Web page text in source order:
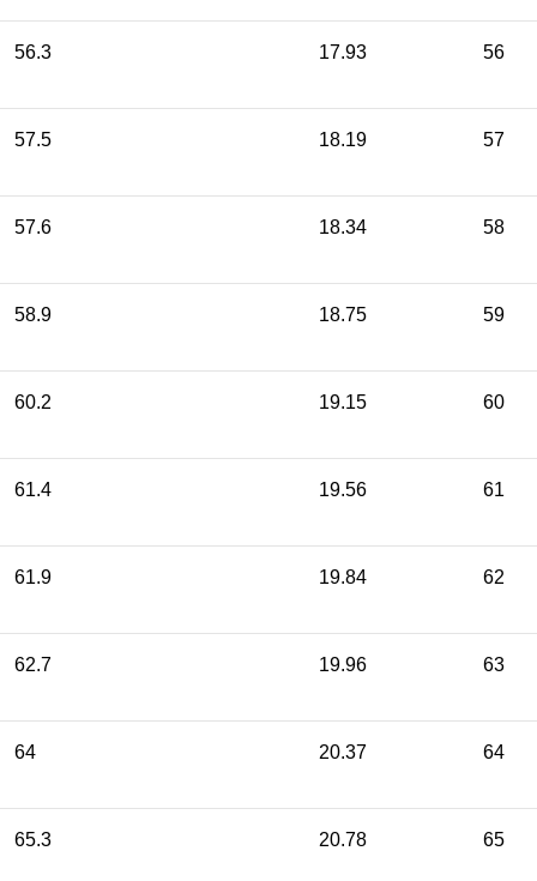
56.3 17.93 56
57.5 18.19 57
57.6 18.34 58
58.9 18.75 59
60.2 19.15 60
61.4 19.56 61
61.9 19.84 62
62.7 19.96 63
64 20.37 64
65.3 20.78 65